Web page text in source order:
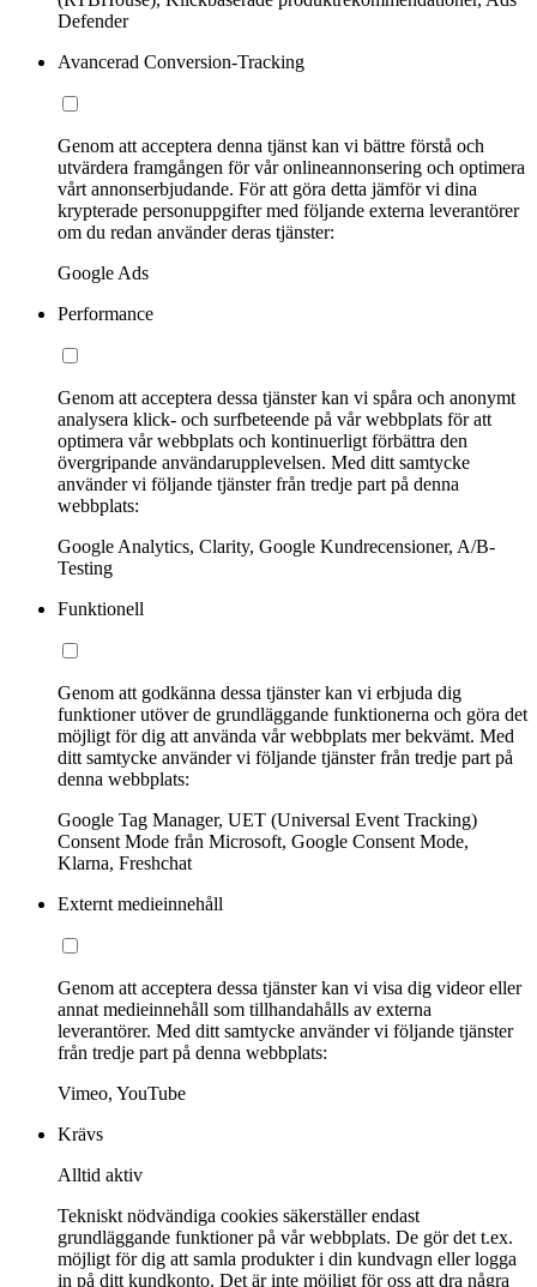
Defender
Avancerad Conversion-Tracking
Genom att acceptera denna tjänst kan vi bättre förstå och
utvärdera framgången för vår onlineannonsering och optimera
vårt annonserbjudande. För att göra detta jämför vi dina
krypterade personuppgifter med följande externa leverantörer
om du redan använder deras tjänster:
Google Ads
Performance
Genom att acceptera dessa tjänster kan vi spåra och anonymt
analysera klick- och surfbeteende på vår webbplats för att
optimera vår webbplats och kontinuerligt förbättra den
övergripande användarupplevelsen. Med ditt samtycke
använder vi följande tjänster från tredje part på denna
webbplats:
Google Analytics, Clarity, Google Kundrecensioner, A/B-
Testing
Funktionell
Genom att godkänna dessa tjänster kan vi erbjuda dig
funktioner utöver de grundläggande funktionerna och göra det
möjligt för dig att använda vår webbplats mer bekvämt. Med
ditt samtycke använder vi följande tjänster från tredje part på
denna webbplats:
Google Tag Manager, UET (Universal Event Tracking)
Consent Mode från Microsoft, Google Consent Mode,
Klarna, Freshchat
Externt medieinnehåll
Genom att acceptera dessa tjänster kan vi visa dig videor eller
annat medieinnehåll som tillhandahålls av externa
leverantörer. Med ditt samtycke använder vi följande tjänster
från tredje part på denna webbplats:
Vimeo, YouTube
Krävs
Alltid aktiv
Tekniskt nödvändiga cookies säkerställer endast
grundläggande funktioner på vår webbplats. De gör det t.ex.
möjligt för dig att samla produkter i din kundvagn eller logga
in på ditt kundkonto. Det är inte möjligt för oss att dra några